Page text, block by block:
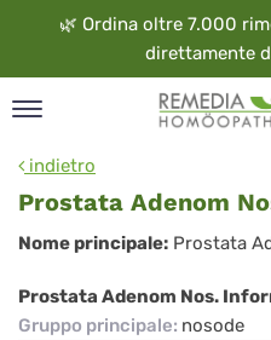
🌿 Ordina oltre 7.000
direttamente
indietro
Prostata Adenom
Prostata
Adenom
Nos.
Nome principale: Prostata
Prostata Adenom Nos.
Gruppo principale: nosode